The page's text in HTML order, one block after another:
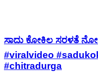
ಸಾದು ಕೋಕಿಲ ಸರಳತೆ
#viralvideo
#chitradurga